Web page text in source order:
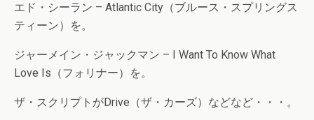
エド・シーラン – Atlantic City（ブルース・スプリングス
ティーン）を。
ジャーメイン・ジャックマン – I Want To Know What
Love Is（フォリナー）を。
ザ・スクリプトがDrive（ザ・カーズ）などなど・・・。